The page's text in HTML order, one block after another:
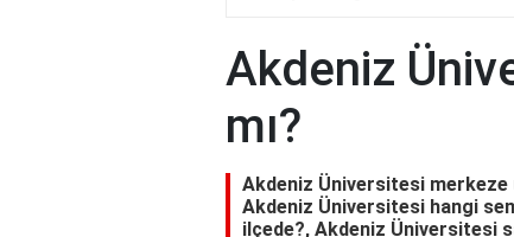
Akdeniz
mı?
Akdeniz Üniversitesi merkeze
Akdeniz Üniversitesi hangi
ilçede?, Akdeniz Üniversitesi